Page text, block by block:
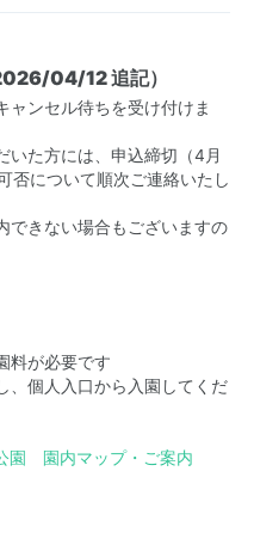
04/12 追記）
ャンセル待ちを受け付けま
いた方には、申込締切（4月
否について順次ご連絡いたし
できない場合もございますの
料が必要です
、個人入口から入園してくだ
園 園内マップ・ご案内